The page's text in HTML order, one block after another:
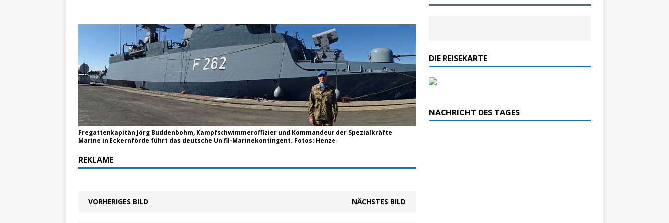
Fregattenkapitän Jörg Buddenbohm, Kampfschwimmeroffizier und Kommandeur der Spezialkräfte
Marine in Eckernförde führt das deutsche Unifil-Marinekontingent. Fotos: Henze
REKLAME
VORHERIGES BILD NÄCHSTES BILD
DIE REISEKARTE
NACHRICHT DES TAGES